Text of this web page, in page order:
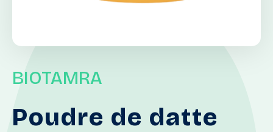
BIOTAMRA
Poudre de datte